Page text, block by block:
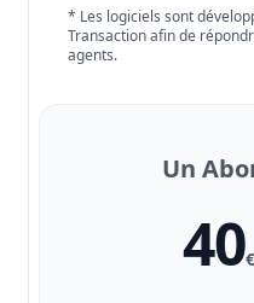
* Les logiciels sont
Transaction afin de
agents.
Un
40